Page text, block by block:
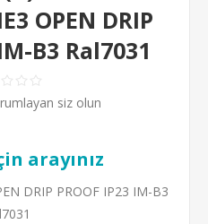
OPEN DRIP
B3 Ral7031
siz olun
arayınız
DRIP PROOF IP23 IM-B3